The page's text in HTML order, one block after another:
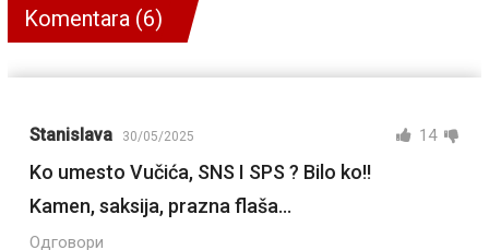
Komentara (6)
Stanislava 30/05/2025 14
Ko umesto Vučića, SNS I SPS ? Bilo ko!!
Kamen, saksija, prazna flaša…
Одговори